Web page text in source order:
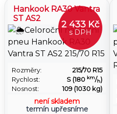
Hankook RA30 Vantra
ST AS2
2 433 Kč
s DPH
Rozměry:
215/70 R15
Rychlost:
S (180 km/h)
Nosnost:
109 (1030 kg)
není skladem
termín upřesníme